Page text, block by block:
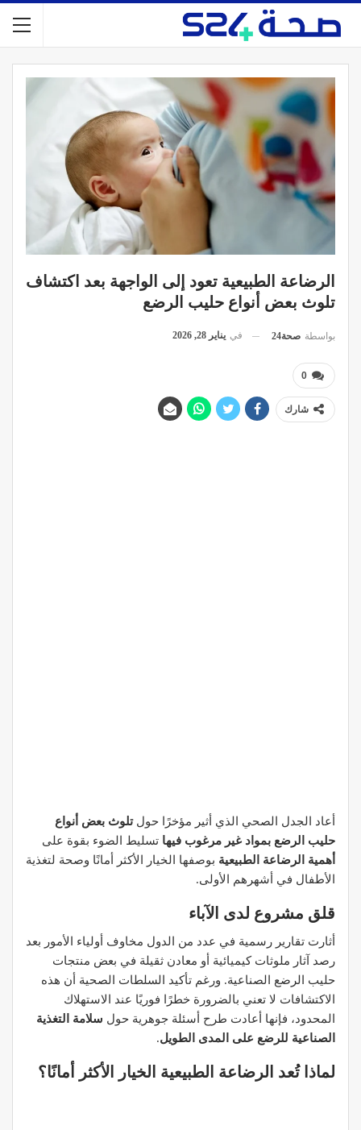
الرضاعة الطبيعية تعود إلى الواجهة بعد اكتشاف
تلوث بعض أنواع حليب الرضع
بواسطة صحة24 في يناير 28, 2026
0
شارك
أعاد الجدل الصحي الذي أثير مؤخرًا حولتلوث بعض أنواع
حليب الرضع بمواد غير مرغوب فيها تسليط الضوء بقوة على
أهمية الرضاعة الطبيعية بوصفها الخيار الأكثر أمانًا وصحة لتغذية
الأطفال في أشهرهم الأولى.
قلق مشروع لدى الآباء
أثارت تقارير رسمية في عدد من الدول مخاوف أولياء الأمور بعد
رصد آثار ملوثات كيميائية أو معادن ثقيلة في بعض منتجات
حليب الرضع الصناعية. ورغم تأكيد السلطات الصحية أن هذه
الاكتشافات لا تعني بالضرورة خطرًا فوريًا عند الاستهلاك
المحدود، فإنها أعادت طرح أسئلة جوهرية حول سلامة التغذية
الصناعية للرضع على المدى الطويل.
لماذا تُعد الرضاعة الطبيعية الخيار الأكثر أمانًا؟